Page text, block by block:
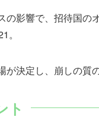
の影響で、招待国の
。
が決定し、崩しの質